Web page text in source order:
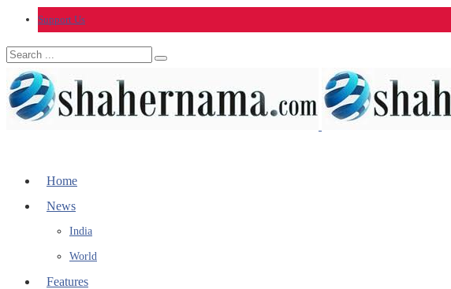
Support Us
Home
News
India
World
Features